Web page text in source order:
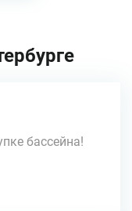
бассейна!